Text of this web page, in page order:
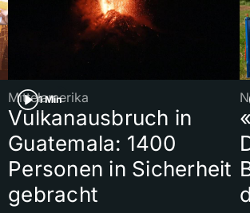
1 Min
Mittelamerika
Vulkanausbruch in
Guatemala: 1400
Personen in Sicherheit
gebracht